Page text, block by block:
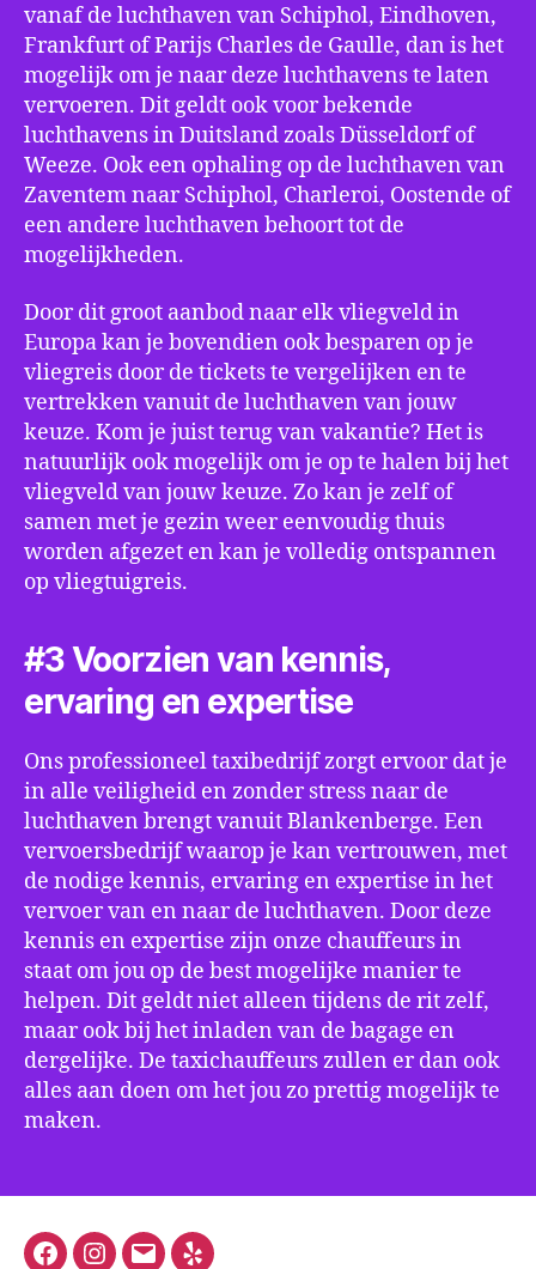
vanaf de luchthaven van Schiphol, Eindhoven,
Frankfurt of Parijs Charles de Gaulle, dan is het
mogelijk om je naar deze luchthavens te laten
vervoeren. Dit geldt ook voor bekende
luchthavens in Duitsland zoals Düsseldorf of
Weeze. Ook een ophaling op de luchthaven van
Zaventem naar Schiphol, Charleroi, Oostende of
een andere luchthaven behoort tot de
mogelijkheden.
Door dit groot aanbod naar elk vliegveld in
Europa kan je bovendien ook besparen op je
vliegreis door de tickets te vergelijken en te
vertrekken vanuit de luchthaven van jouw
keuze. Kom je juist terug van vakantie? Het is
natuurlijk ook mogelijk om je op te halen bij het
vliegveld van jouw keuze. Zo kan je zelf of
samen met je gezin weer eenvoudig thuis
worden afgezet en kan je volledig ontspannen
op vliegtuigreis.
#3 Voorzien van kennis,
ervaring en expertise
Ons professioneel taxibedrijf zorgt ervoor dat je
in alle veiligheid en zonder stress naar de
luchthaven brengt vanuit Blankenberge. Een
vervoersbedrijf waarop je kan vertrouwen, met
de nodige kennis, ervaring en expertise in het
vervoer van en naar de luchthaven. Door deze
kennis en expertise zijn onze chauffeurs in
staat om jou op de best mogelijke manier te
helpen. Dit geldt niet alleen tijdens de rit zelf,
maar ook bij het inladen van de bagage en
dergelijke. De taxichauffeurs zullen er dan ook
alles aan doen om het jou zo prettig mogelijk te
maken.